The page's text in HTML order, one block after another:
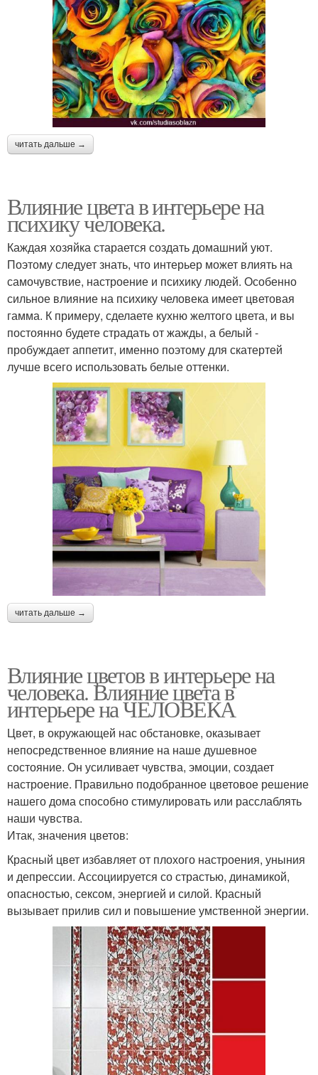
читать дальше →
Влияние цвета в интерьере на
психику человека.
Каждая хозяйка старается создать домашний уют.
Поэтому следует знать, что интерьер может влиять на
самочувствие, настроение и психику людей. Особенно
сильное влияние на психику человека имеет цветовая
гамма. К примеру, сделаете кухню желтого цвета, и вы
постоянно будете страдать от жажды, а белый -
пробуждает аппетит, именно поэтому для скатертей
лучше всего использовать белые оттенки.
читать дальше →
Влияние цветов в интерьере на
человека. Влияние цвета в
интерьере на ЧЕЛОВЕКА
Цвет, в окружающей нас обстановке, оказывает
непосредственное влияние на наше душевное
состояние. Он усиливает чувства, эмоции, создает
настроение. Правильно подобранное цветовое решение
нашего дома способно стимулировать или расслаблять
наши чувства.
Итак, значения цветов:
Красный цвет избавляет от плохого настроения, уныния
и депрессии. Ассоциируется со страстью, динамикой,
опасностью, сексом, энергией и силой. Красный
вызывает прилив сил и повышение умственной энергии.